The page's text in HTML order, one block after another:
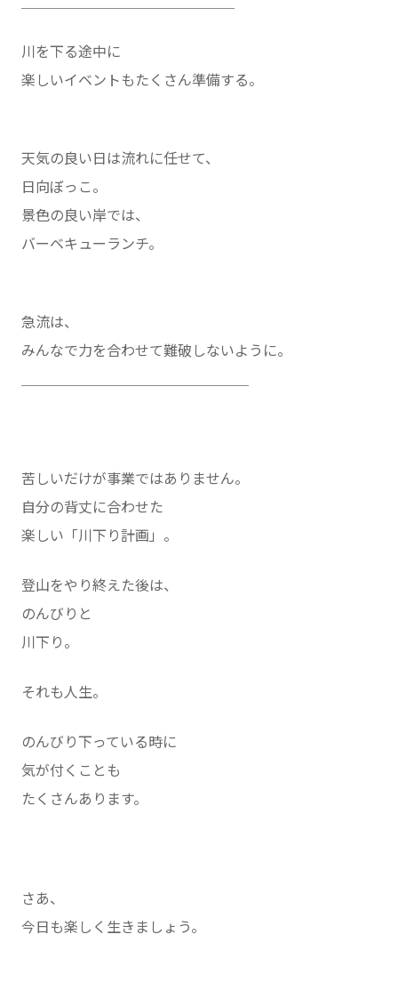
川を下る途中に
楽しいイベントもたくさん準備する。
天気の良い日は流れに任せて、
日向ぼっこ。
景色の良い岸では、
バーベキューランチ。
急流は、
みんなで力を合わせて難破しないように。
苦しいだけが事業ではありません。
自分の背丈に合わせた
楽しい「川下り計画」。
登山をやり終えた後は、
のんびりと
川下り。
それも人生。
のんびり下っている時に
気が付くことも
たくさんあります。
さあ、
今日も楽しく生きましょう。